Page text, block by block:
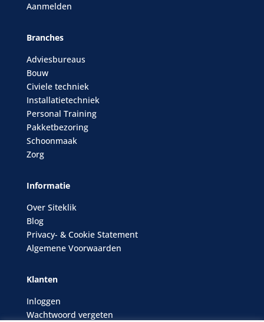
Aanmelden
Branches
Adviesbureaus
Bouw
Civiele techniek
Installatietechniek
Personal Training
Pakketbezoring
Schoonmaak
Zorg
Informatie
Over Siteklik
Blog
Privacy- & Cookie Statement
Algemene Voorwaarden
Klanten
Inloggen
Wachtwoord vergeten